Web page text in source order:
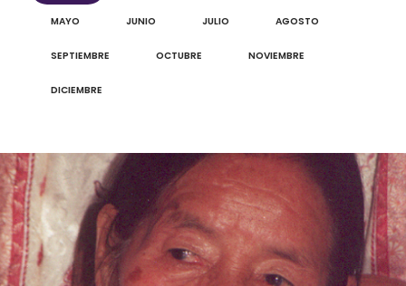
MAYO JUNIO JULIO AGOSTO
SEPTIEMBRE OCTUBRE NOVIEMBRE
DICIEMBRE